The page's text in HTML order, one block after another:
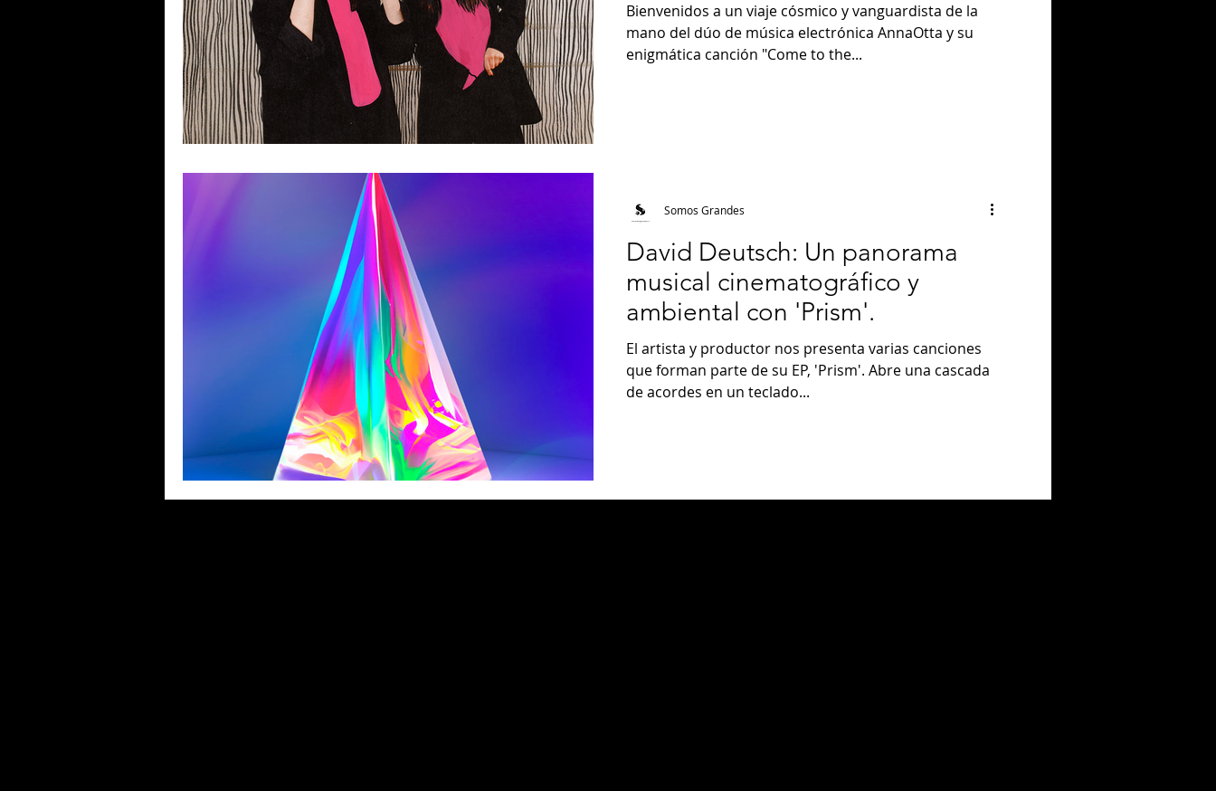
Bienvenidos a un viaje cósmico y vanguardista de la
mano del dúo de música electrónica AnnaOtta y su
enigmática canción "Come to the...
David Deutsch: Un panorama
musical cinematográfico y
ambiental con 'Prism'.
El artista y productor nos presenta varias canciones
que forman parte de su EP, 'Prism'. Abre una cascada
de acordes en un teclado...
Somos Grandes